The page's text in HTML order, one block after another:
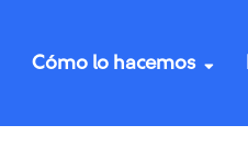
Cómo lo hacemos